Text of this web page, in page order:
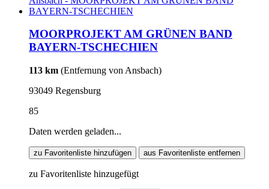
MOORPROJEKT AM GRÜNEN BAND
BAYERN-TSCHECHIEN
113 km (Entfernung von Ansbach)
93049 Regensburg
85
Daten werden geladen...
zu Favoritenliste hinzufügen aus Favoritenliste entfernen
zu Favoritenliste hinzugefügt